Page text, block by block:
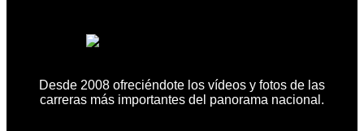
Desde 2008 ofreciéndote los vídeos y fotos de las
carreras más importantes del panorama nacional.